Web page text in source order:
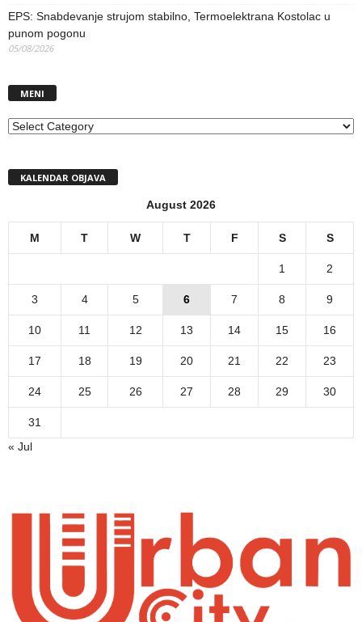
EPS: Snabdevanje strujom stabilno, Termoelektrana Kostolac u
punom pogonu
05/08/2026
MENI
MENI
KALENDAR OBJAVA
August 2026
M T W T F S S
1 2
3 4 5 6 7 8 9
10 11 12 13 14 15 16
17 18 19 20 21 22 23
24 25 26 27 28 29 30
31
« Jul